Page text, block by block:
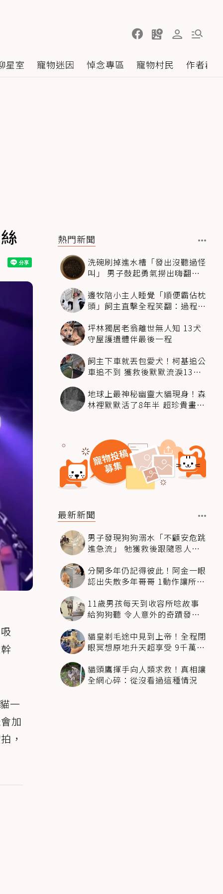
星室 寵物迷因 悼念專區 寵物村民 作者群
一
加
，
熱門新聞
洗碗刷掉進水槽「發出沒聽過怪
叫」 男子鼓起勇氣撈出嗨翻：
邊牧陪小主人睡覺「順便霸佔枕
頭」飼主直擊全程笑翻：過程絲
坪林獨居老翁離世無人知 13犬
守屋護遺體伴最後一程
飼主下車就丟包愛犬！柯基追公
車追不到 獲救後默默流淚13萬
地球上最神秘幽靈大貓現身！森
林裡默默活了8年半 超珍貴畫面
最新新聞
男子發現狗狗溺水「不顧安危跳
進急流」 牠獲救後跟隨恩人不
分開多年仍記得彼此！阿金一眼
認出失散多年哥哥 1動作讓所有
11歲男孩每天到收容所唸故事
給狗狗聽 令人意外的奇蹟發生
貓皇剃毛途中見到上帝！全程閉
眼冥想原地升天超享受 9千萬人
貓頭鷹揮手向人類求救！真相讓
全網心碎：從沒看過這種情況